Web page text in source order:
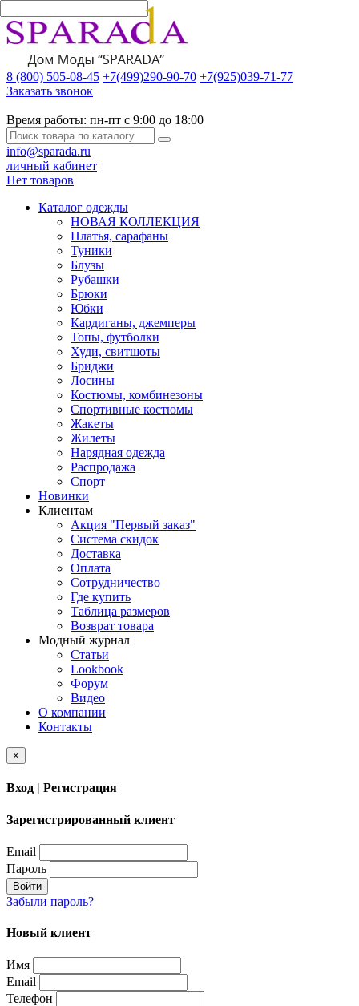
8 (800) 505-08-45 +7(499)290-90-70 +7(925)039-71-77
Заказать звонок
Время работы: пн-пт с 9:00 до 18:00
info@sparada.ru
личный кабинет
Нет товаров
Каталог одежды
НОВАЯ КОЛЛЕКЦИЯ
Платья, сарафаны
Туники
Блузы
Рубашки
Брюки
Юбки
Кардиганы, джемперы
Топы, футболки
Худи, свитшоты
Бриджи
Лосины
Костюмы, комбинезоны
Спортивные костюмы
Жакеты
Жилеты
Нарядная одежда
Распродажа
Спорт
Новинки
Клиентам
Акция "Первый заказ"
Система скидок
Доставка
Оплата
Сотрудничество
Где купить
Таблица размеров
Возврат товара
Модный журнал
Статьи
Lookbook
Форум
Видео
О компании
Контакты
×
Вход | Регистрация
Зарегистрированный клиент
Email
Пароль
Войти
Забыли пароль?
Новый клиент
Имя
Email
Телефон